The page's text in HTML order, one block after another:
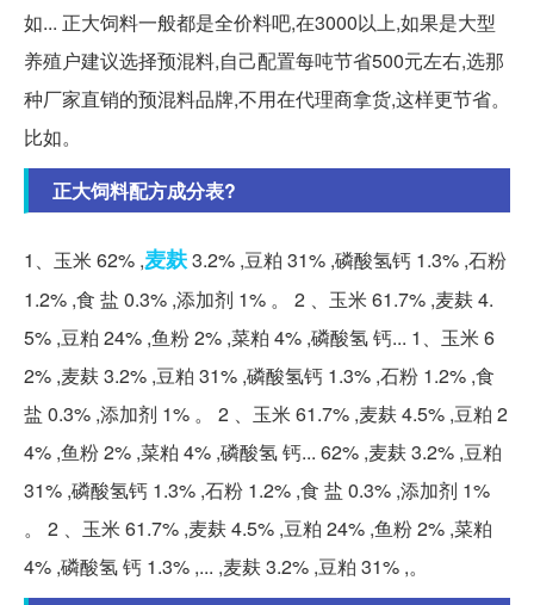
如... 正大饲料一般都是全价料吧,在3000以上,如果是大型
养殖户建议选择预混料,自己配置每吨节省500元左右,选那
种厂家直销的预混料品牌,不用在代理商拿货,这样更节省。
比如。
正大饲料配方成分表?
1、玉米 62% ,麦麸3.2% ,豆粕 31% ,磷酸氢钙 1.3% ,石粉
1.2% ,食 盐 0.3% ,添加剂 1% 。 2 、玉米 61.7% ,麦麸 4.
5% ,豆粕 24% ,鱼粉 2% ,菜粕 4% ,磷酸氢 钙... 1、玉米 6
2% ,麦麸 3.2% ,豆粕 31% ,磷酸氢钙 1.3% ,石粉 1.2% ,食
盐 0.3% ,添加剂 1% 。 2 、玉米 61.7% ,麦麸 4.5% ,豆粕 2
4% ,鱼粉 2% ,菜粕 4% ,磷酸氢 钙... 62% ,麦麸 3.2% ,豆粕
31% ,磷酸氢钙 1.3% ,石粉 1.2% ,食 盐 0.3% ,添加剂 1%
。 2 、玉米 61.7% ,麦麸 4.5% ,豆粕 24% ,鱼粉 2% ,菜粕
4% ,磷酸氢 钙 1.3% ,... ,麦麸 3.2% ,豆粕 31% ,。